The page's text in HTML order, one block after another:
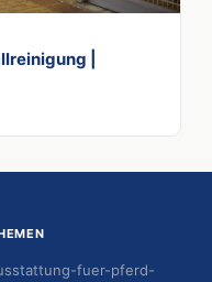
|
fuer-pferd-